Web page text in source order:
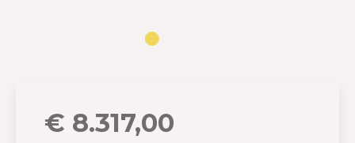
€ 8.317,00